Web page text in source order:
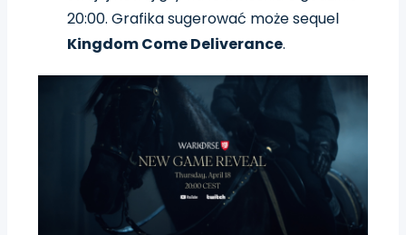
20:00. Grafika sugerować może sequel
Kingdom Come Deliverance.